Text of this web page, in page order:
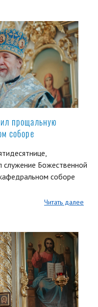
прощальную
соборе
служение Божественной
соборе
Читать далее